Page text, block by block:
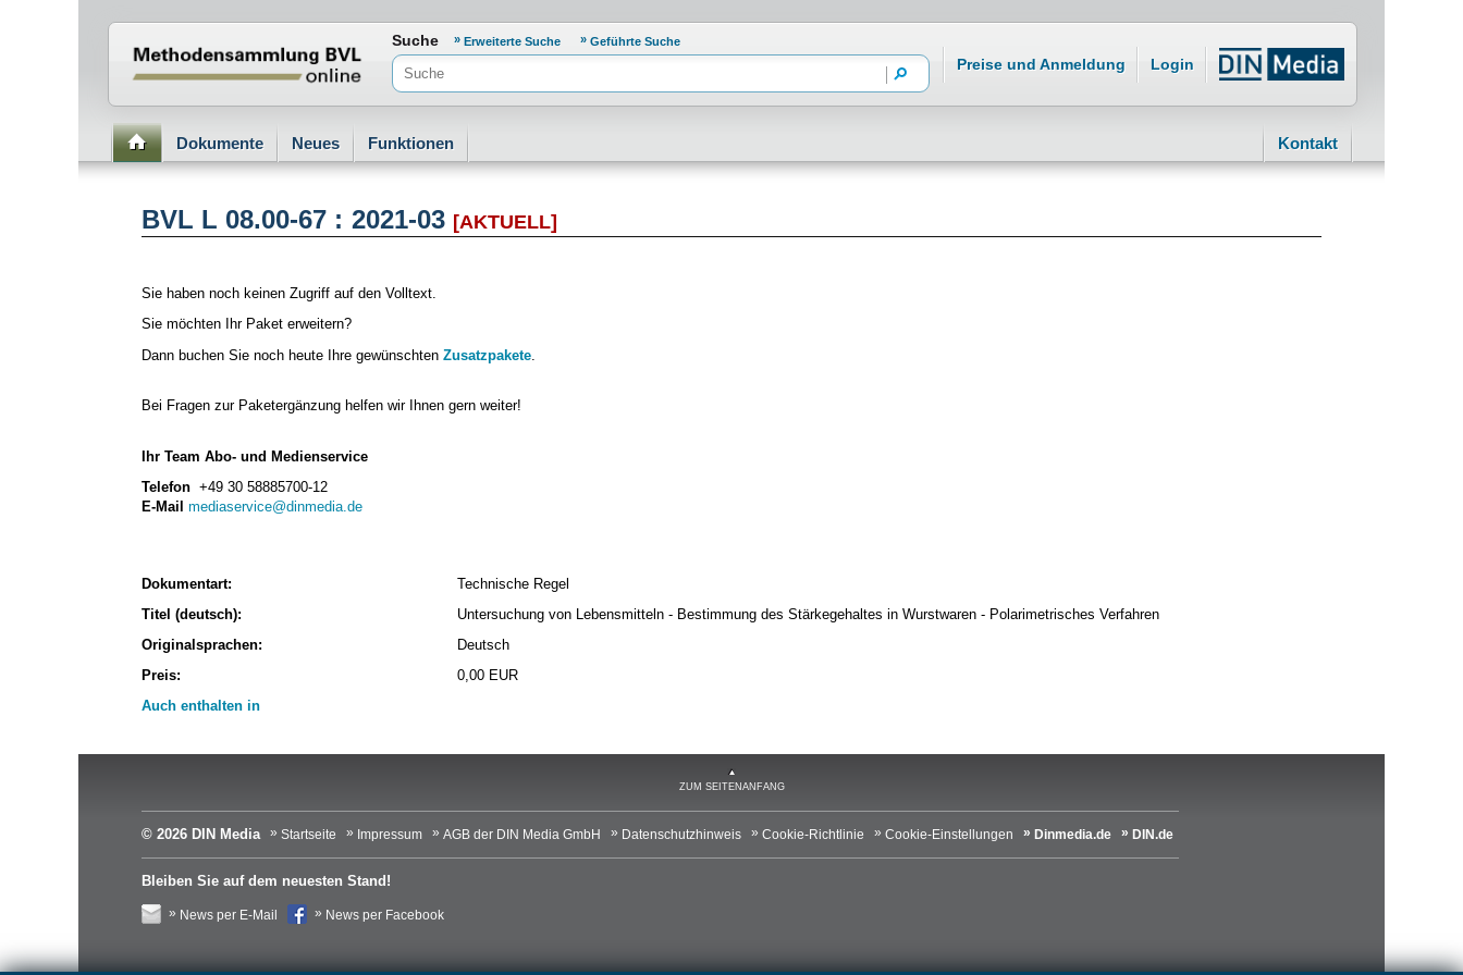
Normenportal Barrierefreiheit
Suche Erweiterte Suche Geführte Suche
Preise und Anmeldung Login
Dokumente Neues Funktionen Kontakt
BVL L 08.00-67 : 2021-03 [AKTUELL]
Sie haben noch keinen Zugriff auf den Volltext.
Sie möchten Ihr Paket erweitern?
Dann buchen Sie noch heute Ihre gewünschten Zusatzpakete
Bei Fragen zur Paketergänzung helfen wir Ihnen gern weiter!
Ihr Team Abo- und Medienservice
Telefon +49 30 58885700-12
E-Mail mediaservice@dinmedia.de
Dokumentart:
Technische Regel
Titel (deutsch):
Untersuchung von Lebensmitteln - Bestimmung des Stärkegehaltes in Wurstwaren - Polarimetrisches Verfahren
Originalsprachen:
Deutsch
Preis:
0,00 EUR
Auch enthalten in
ZUM SEITENANFANG
© 2026 DIN Media Startseite Impressum AGB der DIN Media GmbH Datenschutzhinweis Cookie-Richtlinie Cookie-Einstellungen Dinmedia.de DIN.de
Bleiben Sie auf dem neuesten Stand!
News per E-Mail News per Facebook